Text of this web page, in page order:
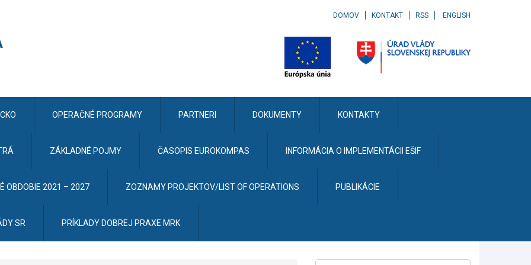
DOMOV KONTAKT RSS ENGLISH
CKO OPERAČNÉ PROGRAMY PARTNERI DOKUMENTY KONTAKTY
ZÁKLADNÉ POJMY ČASOPIS EUROKOMPAS INFORMÁCIA O IMPLEMENTÁCII EŠIF
OBDOBIE 2021 – 2027 ZOZNAMY PROJEKTOV/LIST OF OPERATIONS PUBLIKÁCIE
SR PRÍKLADY DOBREJ PRAXE MRK